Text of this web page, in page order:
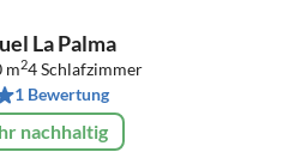
La Palma
m24Schlafzimmer
1 Bewertung
nachhaltig